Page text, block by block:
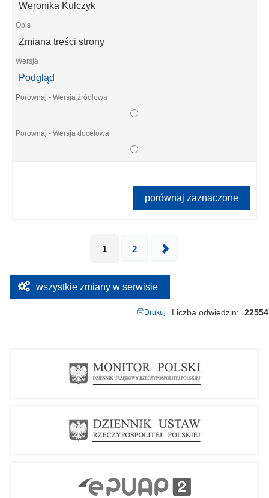
Weronika Kulczyk
Zmiana treści strony
Podgląd
porównaj zaznaczone
1 2
wszystkie zmiany w serwisie
Drukuj Liczba odwiedzin 22554